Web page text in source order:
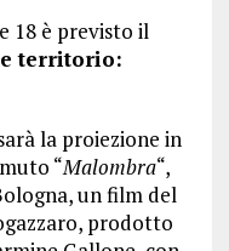
18 è previsto il
e territorio:
la proiezione in
“Malombra“,
un film del
prodotto